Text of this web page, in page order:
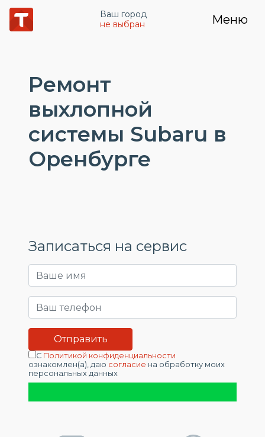
Ваш город
не выбран
Меню
Ремонт
выхлопной
системы Subaru в
Оренбурге
Записаться на сервис
С Политикой конфиденциальности
ознакомлен(а), даю согласие на обработку моих
персональных данных